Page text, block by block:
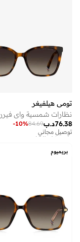
تومي هيلفيغر
نظارات شمسية واي فيرر
د.ب76.38
84.69
-10%
توصيل مجاني
على وشك النفاد
بريميوم